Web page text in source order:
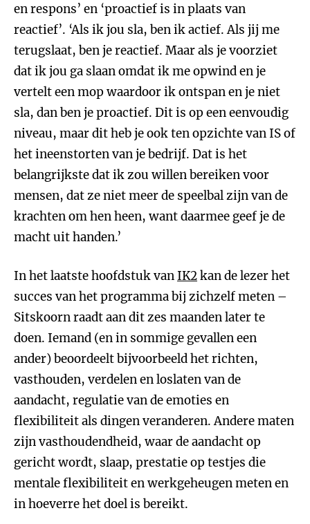
en respons’ en ‘proactief is in plaats van
reactief’. ‘Als ik jou sla, ben ik actief. Als jij me
terugslaat, ben je reactief. Maar als je voorziet
dat ik jou ga slaan omdat ik me opwind en je
vertelt een mop waardoor ik ontspan en je niet
sla, dan ben je proactief. Dit is op een eenvoudig
niveau, maar dit heb je ook ten opzichte van IS of
het ineenstorten van je bedrijf. Dat is het
belangrijkste dat ik zou willen bereiken voor
mensen, dat ze niet meer de speelbal zijn van de
krachten om hen heen, want daarmee geef je de
macht uit handen.’
In het laatste hoofdstuk vanIK2kan de lezer het
succes van het programma bij zichzelf meten –
Sitskoorn raadt aan dit zes maanden later te
doen. Iemand (en in sommige gevallen een
ander) beoordeelt bijvoorbeeld het richten,
vasthouden, verdelen en loslaten van de
aandacht, regulatie van de emoties en
flexibiliteit als dingen veranderen. Andere maten
zijn vasthoudendheid, waar de aandacht op
gericht wordt, slaap, prestatie op testjes die
mentale flexibiliteit en werkgeheugen meten en
in hoeverre het doel is bereikt.